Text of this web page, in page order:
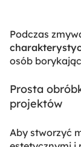
Podczas
osób
Prosta
projektów
Aby stworzyć